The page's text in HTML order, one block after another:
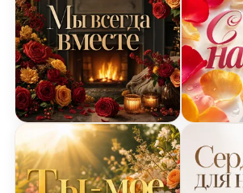
Открытка Я Люблю Тебя с